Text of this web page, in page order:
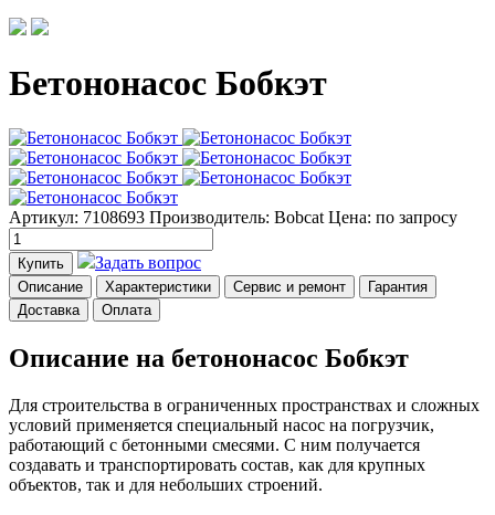
Бетононасос Бобкэт
Артикул: 7108693 Производитель: Bobcat Цена: по запросу
Купить Задать вопрос
Описание Характеристики Сервис и ремонт
Гарантия
Доставка
Оплата
Описание на бетононасос Бобкэт
Для строительства в ограниченных пространствах и сложных
условий применяется специальный насос на погрузчик,
работающий с бетонными смесями. С ним получается
создавать и транспортировать состав, как для крупных
объектов, так и для небольших строений.